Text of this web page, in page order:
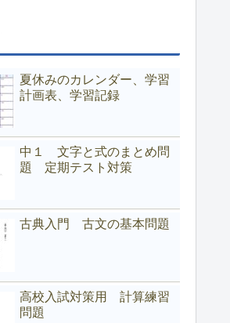
夏休みのカレンダー、学習
計画表、学習記録
中１ 文字と式のまとめ問
題 定期テスト対策
古典入門 古文の基本問題
高校入試対策用 計算練習
問題